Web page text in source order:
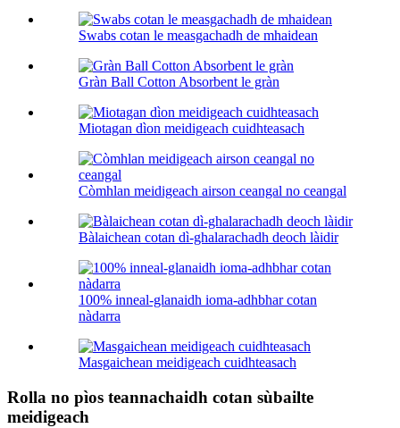
Swabs cotan le measgachadh de mhaidean
Gràn Ball Cotton Absorbent le gràn
Miotagan dìon meidigeach cuidhteasach
Còmhlan meidigeach airson ceangal no ceangal
Bàlaichean cotan dì-ghalarachadh deoch làidir
100% inneal-glanaidh ioma-adhbhar cotan
nàdarra
Masgaichean meidigeach cuidhteasach
Rolla no pìos teannachaidh cotan sùbailte
meidigeach